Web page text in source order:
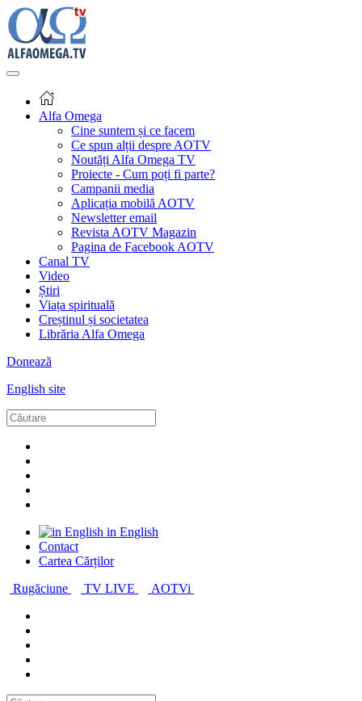
Alfa Omega
Cine suntem și ce facem
Ce spun alții despre AOTV
Noutăți Alfa Omega TV
Proiecte - Cum poți fi parte?
Campanii media
Aplicația mobilă AOTV
Newsletter email
Revista AOTV Magazin
Pagina de Facebook AOTV
Canal TV
Video
Știri
Viața spirituală
Creștinul și societatea
Librăria Alfa Omega
Donează
English site
in English
Contact
Cartea Cărților
Rugăciune
TV LIVE AOTVi